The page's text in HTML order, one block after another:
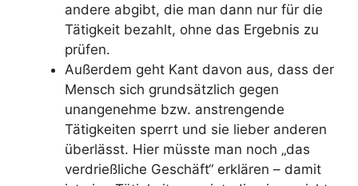
andere abgibt, die man dann nur für die
Tätigkeit bezahlt, ohne das Ergebnis zu
prüfen.
Außerdem geht Kant davon aus, dass der
Mensch sich grundsätzlich gegen
unangenehme bzw. anstrengende
Tätigkeiten sperrt und sie lieber anderen
überlässt. Hier müsste man noch „das
verdrießliche Geschäft“ erklären – damit